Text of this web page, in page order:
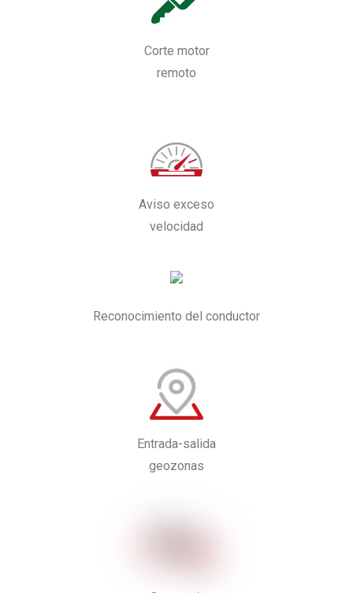
Corte motor
remoto
Aviso exceso
velocidad
Reconocimiento del conductor
Entrada-salida
geozonas